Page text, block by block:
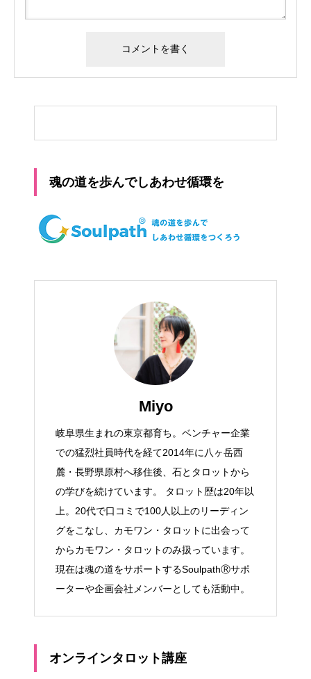
魂の道を歩んでしあわせ循環を
Miyo
岐阜県生まれの東京都育ち。ベンチャー企業
での猛烈社員時代を経て2014年に八ヶ岳西
麓・長野県原村へ移住後、石とタロットから
の学びを続けています。 タロット歴は20年以
上。20代で口コミで100人以上のリーディン
グをこなし、カモワン・タロットに出会って
からカモワン・タロットのみ扱っています。
現在は魂の道をサポートするSoulpathⓇサポ
ーターや企画会社メンバーとしても活動中。
オンラインタロット講座